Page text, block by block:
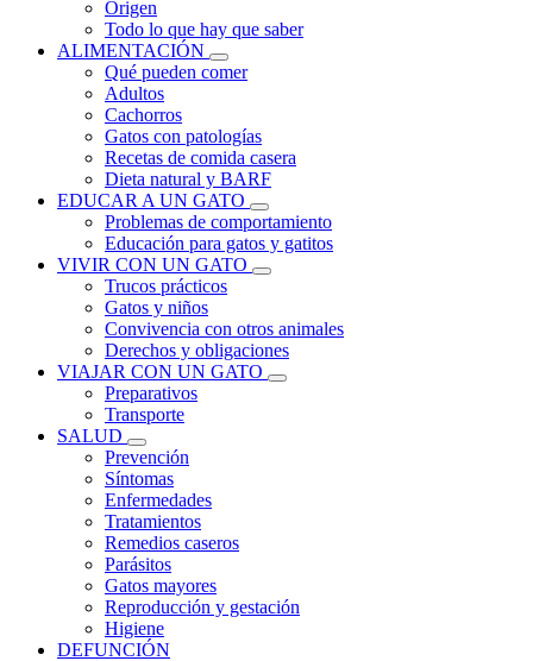
Origen
Todo lo que hay que saber
ALIMENTACIÓN
Qué pueden comer
Adultos
Cachorros
Gatos con patologías
Recetas de comida casera
Dieta natural y BARF
EDUCAR A UN GATO
Problemas de comportamiento
Educación para gatos y gatitos
VIVIR CON UN GATO
Trucos prácticos
Gatos y niños
Convivencia con otros animales
Derechos y obligaciones
VIAJAR CON UN GATO
Preparativos
Transporte
SALUD
Prevención
Síntomas
Enfermedades
Tratamientos
Remedios caseros
Parásitos
Gatos mayores
Reproducción y gestación
Higiene
DEFUNCIÓN